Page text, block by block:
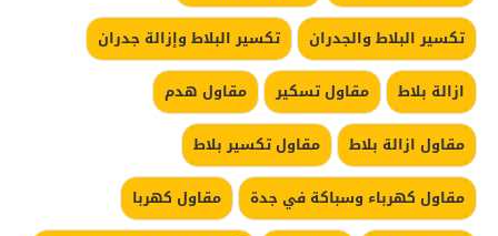
تكسير البلاط والجدران
تكسير البلاط وإزالة جدران
ازالة بلاط
مقاول تسكير
مقاول هدم
مقاول ازالة بلاط
مقاول تكسير بلاط
مقاول كهرباء وسباكة في جدة
مقاول كهربا